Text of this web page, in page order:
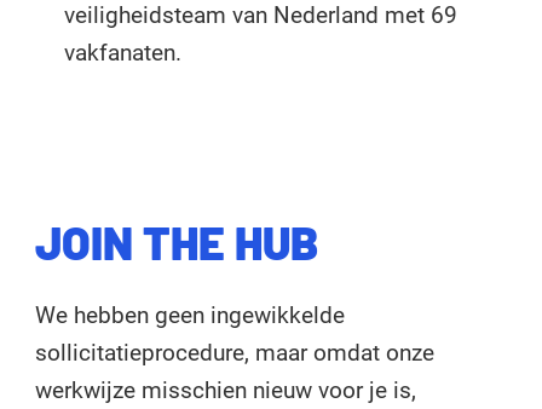
veiligheidsteam van Nederland met 69
vakfanaten.
JOIN THE HUB
We hebben geen ingewikkelde
sollicitatieprocedure, maar omdat onze
werkwijze misschien nieuw voor je is,